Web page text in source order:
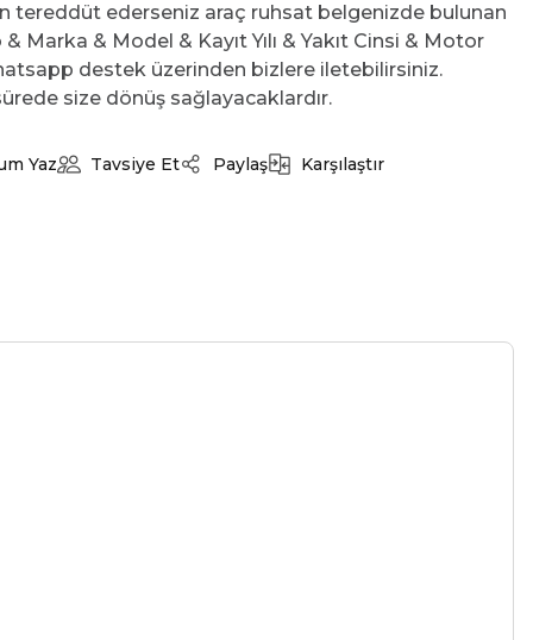
tereddüt ederseniz araç ruhsat belgenizde bulunan
Marka & Model & Kayıt Yılı & Yakıt Cinsi & Motor
destek üzerinden bizlere iletebilirsiniz.
size dönüş sağlayacaklardır.
Yaz Tavsiye Et Paylaş Karşılaştır